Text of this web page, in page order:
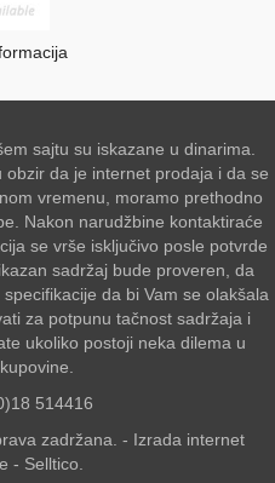
sajtu su iskazane u dinarima.
da je internet prodaja i da se
vremenu, moramo prethodno
Nakon narudžbine kontaktiraće
se vrše isključivo posle potvrde
sadržaj bude proveren, da
da bi Vam se olakšala
za potpunu tačnost sadržaja i
ukoliko postoji neka dilema u
514416
zadržana. - Izrada internet
- Selltico.